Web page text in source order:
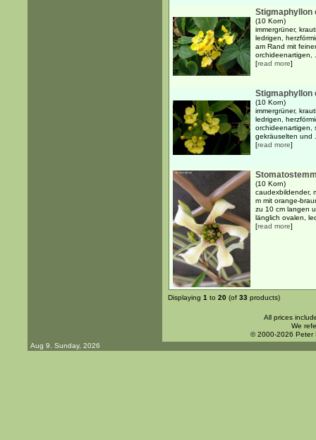
Stigmaphyllon
(10 Korn)
immergrüner,
ledrigen,
am Rand mit
orchideenartigen,
[read more]
Stigmaphyllon
(10 Korn)
immergrüner,
ledrigen,
orchideenartigen,
gekräuselten und
[read more]
(10 Korn)
caudexbildender,
m mit orange-
zu 10 cm langen
länglich ovalen,
[read more]
Displaying 1 to 20 (of 33 products)
All prices
We
© 2000-2026 Peter
Aug 9. Sunday, 2026